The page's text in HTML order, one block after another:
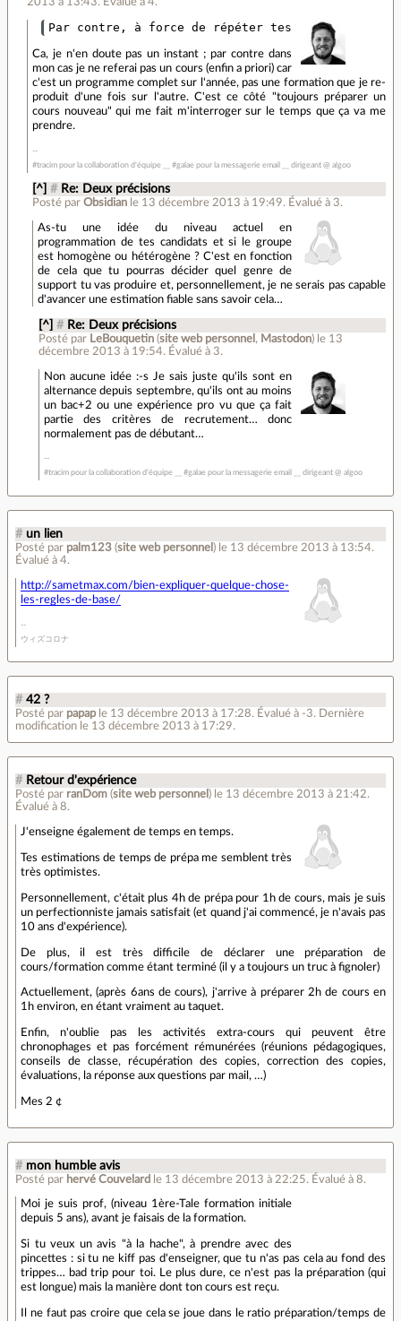
Ca, je n'en doute pas un instant ; par contre dans
mon cas je ne referai pas un cours (enfin a priori) car
c'est un programme complet sur l'année, pas une formation que je re-
produit d'une fois sur l'autre. C'est ce côté "toujours préparer un
cours nouveau" qui me fait m'interroger sur le temps que ça va me
prendre.
#tracim pour la collaboration d'équipe __ #galae pour la messagerie email __ dirigeant @ algoo
[^] # Re: Deux précisions
Posté parObsidian le 13 décembre 2013 à 19:49. Évalué à 3.
As-tu une idée du niveau actuel en
programmation de tes candidats et si le groupe
est homogène ou hétérogène ? C'est en fonction
de cela que tu pourras décider quel genre de
support tu vas produire et, personnellement, je ne serais pas capable
d'avancer une estimation fiable sans savoir cela…
[^] # Re: Deux précisions
Posté par LeBouquetin(site web personnel , Mastodon) le 13
décembre 2013 à 19:54. Évalué à 3.
Non aucune idée :-s Je sais juste qu'ils sont en
alternance depuis septembre, qu'ils ont au moins
un bac+2 ou une expérience pro vu que ça fait
partie des critères de recrutement… donc
normalement pas de débutant…
#tracim pour la collaboration d'équipe __ #galae pour la messagerie email __ dirigeant @ algoo
# un lien
Posté par palm123 (site web personnel ) le 13 décembre 2013 à 13:54.
Évalué à 4.
http://sametmax.com/bien-expliquer-quelque-chose-
les-regles-de-base/
ウィズコロナ
# 42 ?
Posté par papap le 13 décembre 2013 à 17:28. Évalué à -3. Dernière
modification le 13 décembre 2013 à 17:29.
# Retour d'expérience
Posté par ranDom (site web personnel ) le 13 décembre 2013 à 21:42.
Évalué à 8.
J'enseigne également de temps en temps.
Tes estimations de temps de prépa me semblent très
très optimistes.
Personnellement, c'était plus 4h de prépa pour 1h de cours, mais je suis
un perfectionniste jamais satisfait (et quand j'ai commencé, je n'avais pas
10 ans d'expérience).
De plus, il est très difficile de déclarer une préparation de
cours/formation comme étant terminé (il y a toujours un truc à fignoler)
Actuellement, (après 6ans de cours), j'arrive à préparer 2h de cours en
1h environ, en étant vraiment au taquet.
Enfin, n'oublie pas les activités extra-cours qui peuvent être
chronophages et pas forcément rémunérées (réunions pédagogiques,
conseils de classe, récupération des copies, correction des copies,
évaluations, la réponse aux questions par mail, …)
Mes 2 ¢
# mon humble avis
Posté par hervé Couvelard le 13 décembre 2013 à 22:25. Évalué à 8.
Moi je suis prof, (niveau 1ère-Tale formation initiale
depuis 5 ans), avant je faisais de la formation.
Si tu veux un avis "à la hache", à prendre avec des
pincettes : si tu ne kiff pas d'enseigner, que tu n'as pas cela au fond des
trippes… bad trip pour toi. Le plus dure, ce n'est pas la préparation (qui
est longue) mais la manière dont ton cours est reçu.
Il ne faut pas croire que cela se joue dans le ratio préparation/temps de